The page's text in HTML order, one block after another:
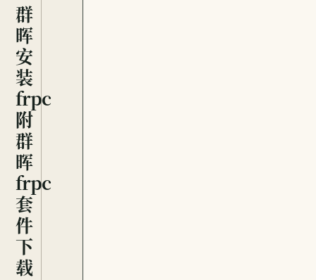
群
晖
安
装
frpc
附
群
晖
frpc
套
件
下
载